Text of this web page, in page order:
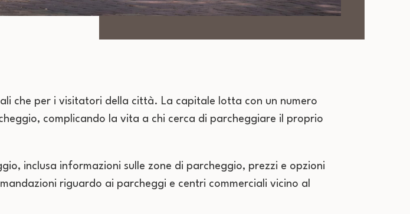
che per i visitatori della città. La capitale lotta con un numero
complicando la vita a chi cerca di parcheggiare il proprio
inclusa informazioni sulle zone di parcheggio, prezzi e opzioni
riguardo ai parcheggi e centri commerciali vicino al